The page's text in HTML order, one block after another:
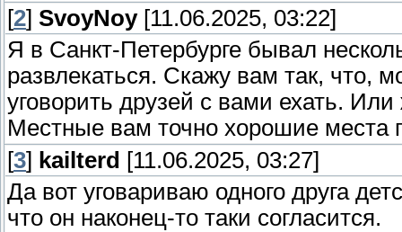
[2] SvoyNoy[11.06.2025, 03:22]
Я в Санкт-Петербурге бывал
развлекаться. Скажу вам так, что,
уговорить друзей с вами ехать.
Местные вам точно хорошие места
[3] kailterd [11.06.2025, 03:27]
Да вот уговариваю одного друга
что он наконец-то таки согласится.